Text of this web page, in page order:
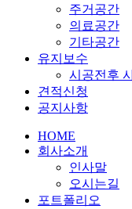
주거공간
의료공간
기타공간
유지보수
시공전후
견적신청
공지사항
HOME
회사소개
인사말
오시는길
포트폴리오